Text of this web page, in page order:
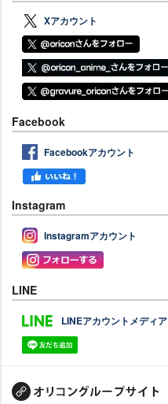
Xアカウント
Facebook
Facebookアカウント
Instagram
Instagramアカウント
LINE
LINEアカウントメディア